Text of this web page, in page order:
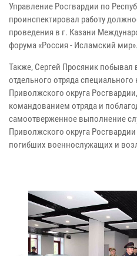
Управление Росгвардии по
проинспектировал работу
проведения в г. Казани
форума «Россия - Исламский мир».
Также, Сергей Просяник побывал
отдельного отряда специального
Приволжского округа
командованием отряда и
самоотверженное выполнение
Приволжского округа
погибших военнослужащих и